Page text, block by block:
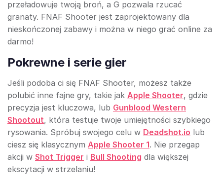
przeładowuje twoją broń, a G pozwala rzucać
granaty. FNAF Shooter jest zaprojektowany dla
nieskończonej zabawy i można w niego grać online za
darmo!
Pokrewne i serie gier
Jeśli podoba ci się FNAF Shooter, możesz także
polubić inne fajne gry, takie jak Apple Shooter, gdzie
precyzja jest kluczowa, lub Gunblood Western
Shootout, która testuje twoje umiejętności szybkiego
rysowania. Spróbuj swojego celu w Deadshot.io lub
ciesz się klasycznym Apple Shooter 1. Nie przegap
akcji w Shot Trigger i Bull Shooting dla większej
ekscytacji w strzelaniu!